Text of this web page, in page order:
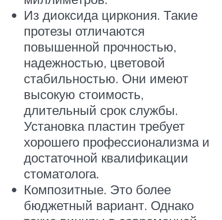
Из диоксида циркония. Такие
протезы отличаются
повышенной прочностью,
надежностью, цветовой
стабильностью. Они имеют
высокую стоимость,
длительный срок службы.
Установка пластин требует
хорошего профессионализма и
достаточной квалификации
стоматолога.
Композитные. Это более
бюджетный вариант. Однако